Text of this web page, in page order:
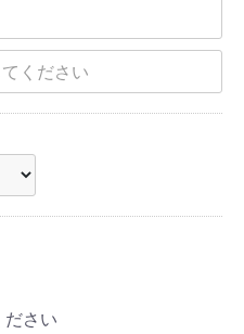
さい